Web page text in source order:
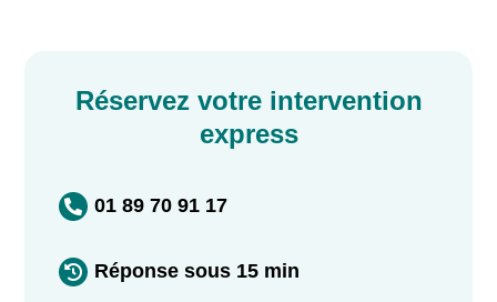
Réservez votre intervention
express
 01 89 70 91 17
 Réponse sous 15 min